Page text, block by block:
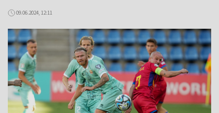
09.06.2024, 12:11